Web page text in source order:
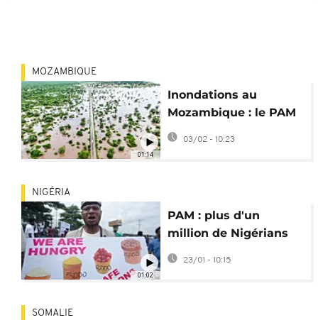
01:14
MOZAMBIQUE
Inondations au
Mozambique : le PAM
intensifie son aide
alimentaire
03/02 - 10:23
01:02
NIGÉRIA
PAM : plus d'un
million de Nigérians
menacés par la faim
23/01 - 10:15
SOMALIE